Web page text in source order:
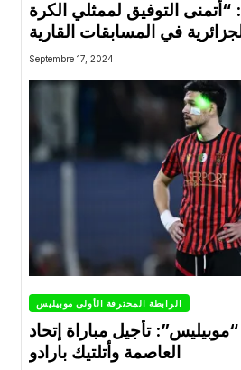
التوفيق لممثلي الكرة
Septembre 17, 2024
الرابطة المحترفة الأولى موبيليس
تأجيل مباراة إتحاد
العاصمة وأتلتيك بارادو